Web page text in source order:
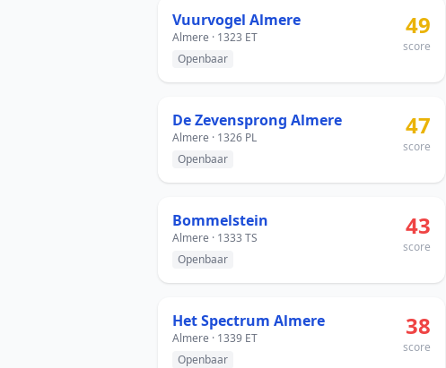
Vuurvogel Almere
Almere · 1323 ET
Openbaar
49
score
De Zevensprong Almere
Almere · 1326 PL
Openbaar
47
score
Bommelstein
Almere · 1333 TS
Openbaar
43
score
Het Spectrum Almere
Almere · 1339 ET
Openbaar
38
score